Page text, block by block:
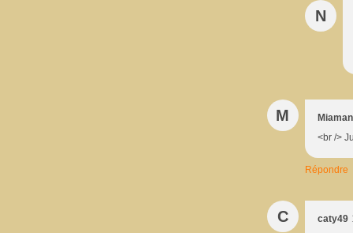
N
M
<br />
Répondre
C caty49